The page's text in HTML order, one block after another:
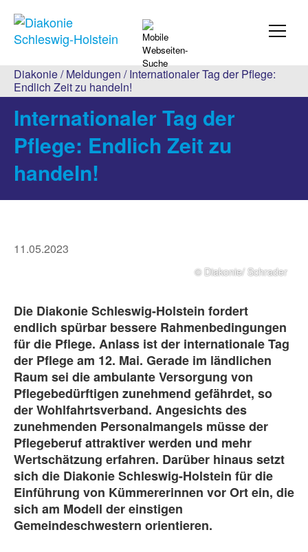
Diakonie/Meldungen / Internationaler Tag der Pflege:
Endlich Zeit zu handeln!
Internationaler Tag der
Pflege: Endlich Zeit zu
handeln!
11.05.2023
© Diakonie/ Schrader
Die Diakonie Schleswig-Holstein fordert
endlich spürbar bessere Rahmenbedingungen
für die Pflege. Anlass ist der internationale Tag
der Pflege am 12. Mai. Gerade im ländlichen
Raum sei die ambulante Versorgung von
Pflegebedürftigen zunehmend gefährdet, so
der Wohlfahrtsverband. Angesichts des
zunehmenden Personalmangels müsse der
Pflegeberuf attraktiver werden und mehr
Wertschätzung erfahren. Darüber hinaus setzt
sich die Diakonie Schleswig-Holstein für die
Einführung von Kümmererinnen vor Ort ein, die
sich am Modell der einstigen
Gemeindeschwestern orientieren.